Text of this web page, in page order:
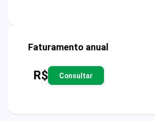
Faturamento anual
R$ Consultar